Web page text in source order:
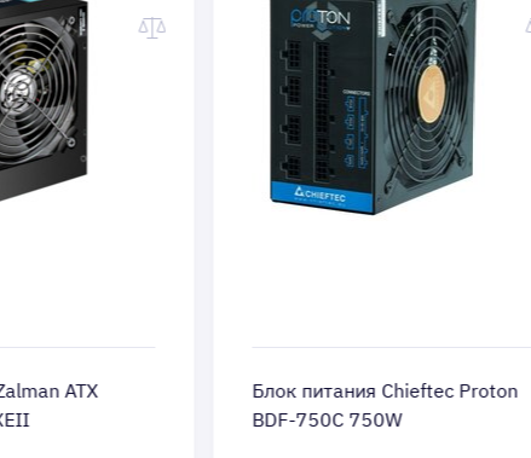
ATX
Блок питания Chieftec Proton
BDF-750C 750W